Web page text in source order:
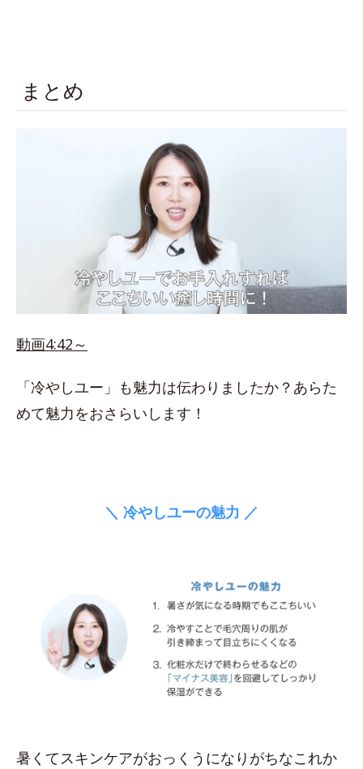
まとめ
動画4:42～
「冷やしユー」も魅力は伝わりましたか？あらた
めて魅力をおさらいします！
＼ 冷やしユーの魅力 ／
暑くてスキンケアがおっくうになりがちなこれか